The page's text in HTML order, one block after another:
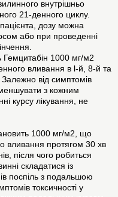
внутрішньо
21-денного циклу.
дозу можна
або при проведенні
1000 мг/м2
вливання в l-й, 8-й та
від симптомів
з кожним
курсу лікування, не
1000 мг/м2, що
вливання протягом 30 хв
після чого робиться
складатися із
поспіль з подальшою
токсичності у